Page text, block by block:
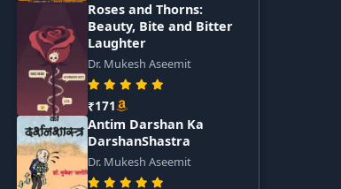
Roses and Thorns:
Beauty, Bite and Bitter
Laughter
Dr. Mukesh Aseemit
₹171
Antim Darshan Ka
DarshanShastra
Dr. Mukesh Aseemit